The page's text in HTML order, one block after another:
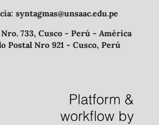
syntagmas@unsaac.edu.pe
733, Cusco - Perú - América
Postal Nro 921 - Cusco, Perú